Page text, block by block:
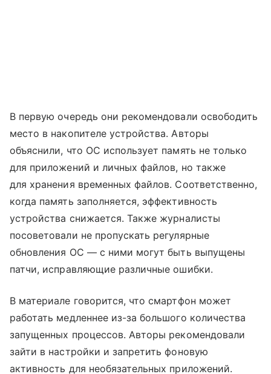
В первую очередь они рекомендовали освободить
место в накопителе устройства. Авторы
объяснили, что ОС использует память не только
для приложений и личных файлов, но также
для хранения временных файлов. Соответственно,
когда память заполняется, эффективность
устройства снижается. Также журналисты
посоветовали не пропускать регулярные
обновления ОС — с ними могут быть выпущены
патчи, исправляющие различные ошибки.
В материале говорится, что смартфон может
работать медленнее из-за большого количества
запущенных процессов. Авторы рекомендовали
зайти в настройки и запретить фоновую
активность для необязательных приложений.